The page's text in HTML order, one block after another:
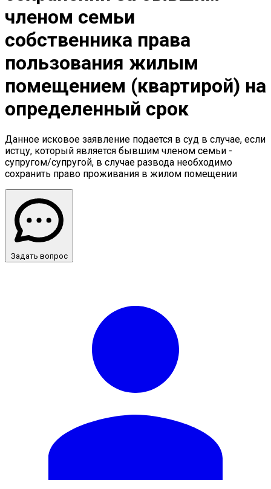
членом семьи
собственника права
пользования жилым
помещением (квартирой) на
определенный срок
Данное исковое заявление подается в суд в случае, если
истцу, который является бывшим членом семьи -
супругом/супругой, в случае развода необходимо
сохранить право проживания в жилом помещении
Задать вопрос